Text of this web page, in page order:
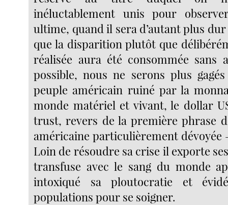
inéluctablement unis pour
ultime, quand il sera d’autant plus dur
que la disparition plutôt que
réalisée aura été consommée sans
possible, nous ne serons plus gagés
peuple américain ruiné par la
monde matériel et vivant, le dollar
trust, revers de la première phrase
américaine particulièrement dévoyée
Loin de résoudre sa crise il exporte
transfuse avec le sang du monde
intoxiqué sa ploutocratie et
populations pour se soigner.